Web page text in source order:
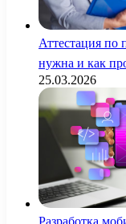
Аттестация по
нужна и как
25.03.2026